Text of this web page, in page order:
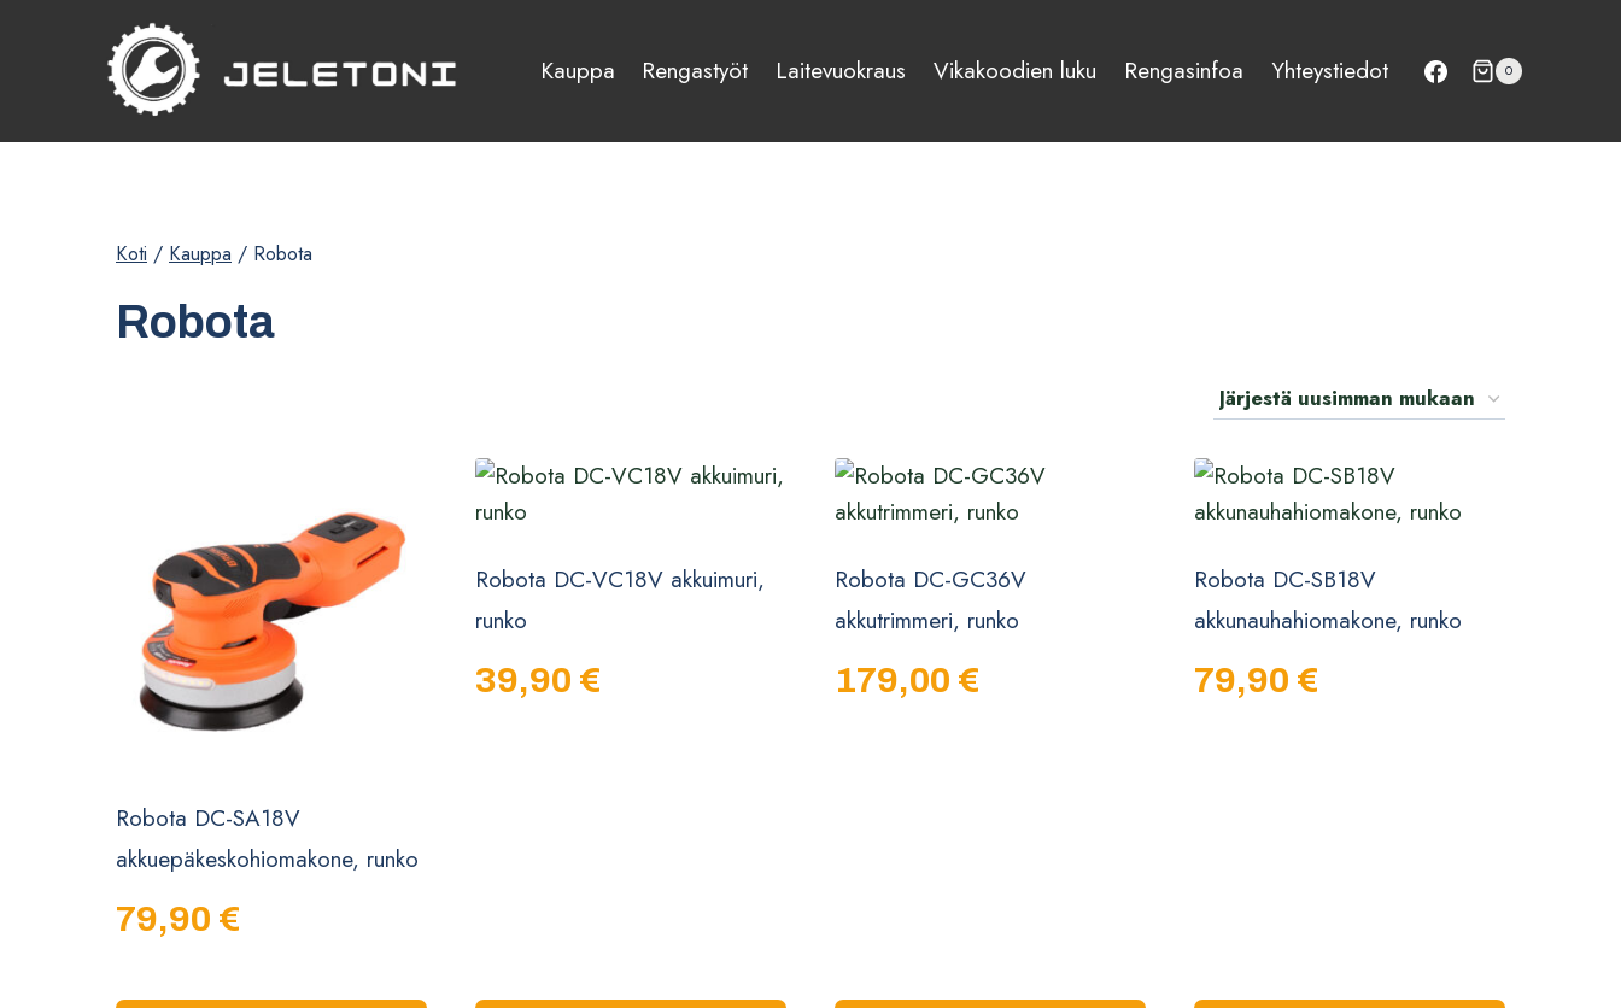
Kauppa Rengastyöt Laitevuokraus Vikakoodien luku Rengasinfoa Yhteystiedot 0
Koti / Kauppa / Robota
Robota
Robota DC-SA18V
akkuepäkeskohiomakone, runko
79,90 €
Robota DC-VC18V akkuimuri,
runko
39,90 €
Robota DC-GC36V
akkutrimmeri, runko
179,00 €
Robota DC-SB18V
akkunauhahiomakone, runko
79,90 €